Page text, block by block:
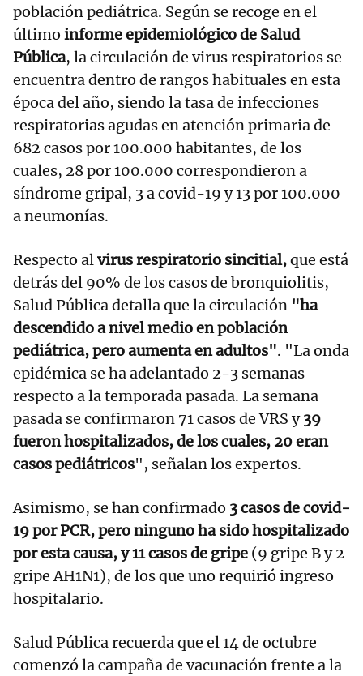
población pediátrica. Según se recoge en el
último informe epidemiológico de Salud
Pública, la circulación de virus respiratorios se
encuentra dentro de rangos habituales en esta
época del año, siendo la tasa de infecciones
respiratorias agudas en atención primaria de
682 casos por 100.000 habitantes, de los
cuales, 28 por 100.000 correspondieron a
síndrome gripal, 3 a covid-19 y 13 por 100.000
a neumonías.
Respecto alvirus respiratorio sincitial,que está
detrás del 90% de los casos de bronquiolitis,
Salud Pública detalla que la circulación "ha
descendido a nivel medio en población
pediátrica, pero aumenta en adultos". "La onda
epidémica se ha adelantado 2-3 semanas
respecto a la temporada pasada. La semana
pasada se confirmaron 71 casos de VRS y39
fueron hospitalizados, de los cuales, 20 eran
casos pediátricos", señalan los expertos.
Asimismo, se han confirmado 3 casos de covid-
19 por PCR, pero ninguno ha sido hospitalizado
por esta causa, y 11 casos de gripe (9 gripe B y 2
gripe AH1N1), de los que uno requirió ingreso
hospitalario.
Salud Pública recuerda que el 14 de octubre
comenzó la campaña de vacunación frente a la